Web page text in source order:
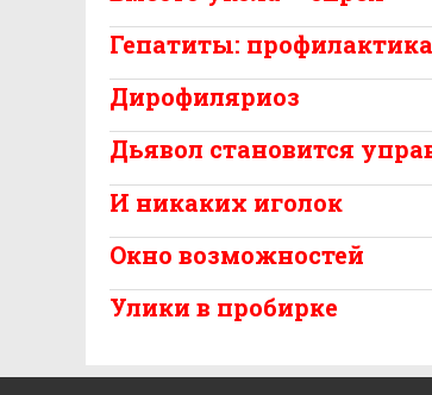
Гепатиты:
Дирофиляриоз
Дьявол становится
И никаких иголок
Окно возможностей
Улики в пробирке